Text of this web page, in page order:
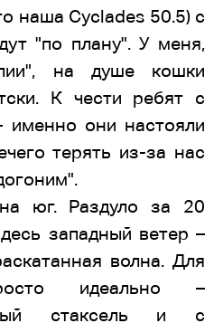
наша Cyclades 50.5) с
"по плану". У меня,
на душе кошки
К чести ребят с
именно они настояли
терять из-за нас
юг. Раздуло за 20
западный ветер –
волна. Для
идеально –
стаксель и с